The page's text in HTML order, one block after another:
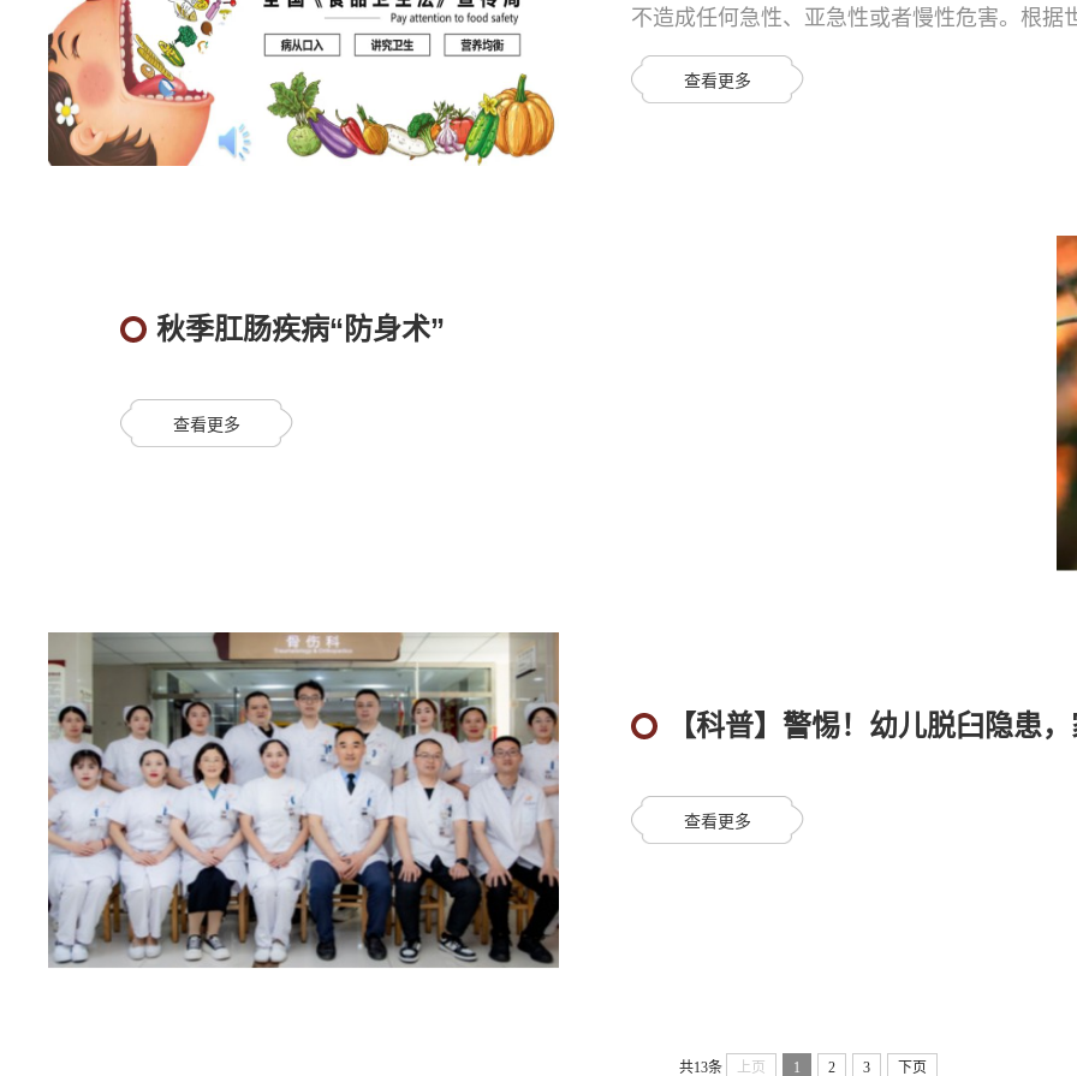
不造成任何急性、亚急性或者慢性危害。根据
毒、有害物质对人体健康影响的公共卫生问
存储、销售等过程中确保食品卫生及食用安
查看更多
秋季肛肠疾病“防身术”
查看更多
【科普】警惕！幼儿脱臼隐患
查看更多
共13条 上页 1 2 3 下页